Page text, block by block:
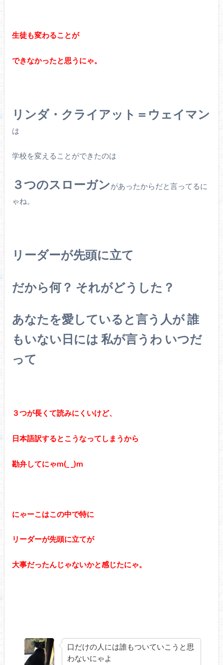
生徒も変わることが
できなかったと思うにゃ。
リンダ・クライアット＝ウェイマン
は
学校を変えることができたのは
３つのスローガンがあったからだと言ってるに
ゃね。
リーダーが先頭に立て
だから何？ それがどうした？
あなたを愛していると言う人が 誰
もいない日には 私が言うわ いつだ
って
３つが長くて読みにくいけど、
日本語訳するとこうなってしまうから
勘弁してにゃm(_ _)m
にゃーこはこの中で特に
リーダーが先頭に立てが
大事だったんじゃないかと感じたにゃ。
口だけの人には誰もついていこうと思
わないにゃよ